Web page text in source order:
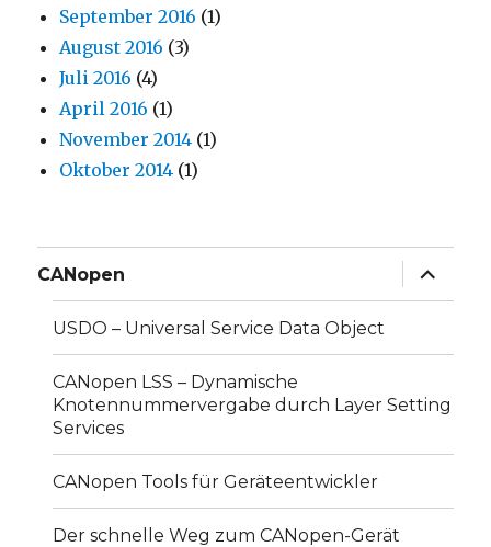
September 2016 (1)
August 2016 (3)
Juli 2016 (4)
April 2016 (1)
November 2014 (1)
Oktober 2014 (1)
CANopen
USDO – Universal Service Data Object
CANopen LSS – Dynamische
Knotennummervergabe durch Layer Setting
Services
CANopen Tools für Geräteentwickler
Der schnelle Weg zum CANopen-Gerät